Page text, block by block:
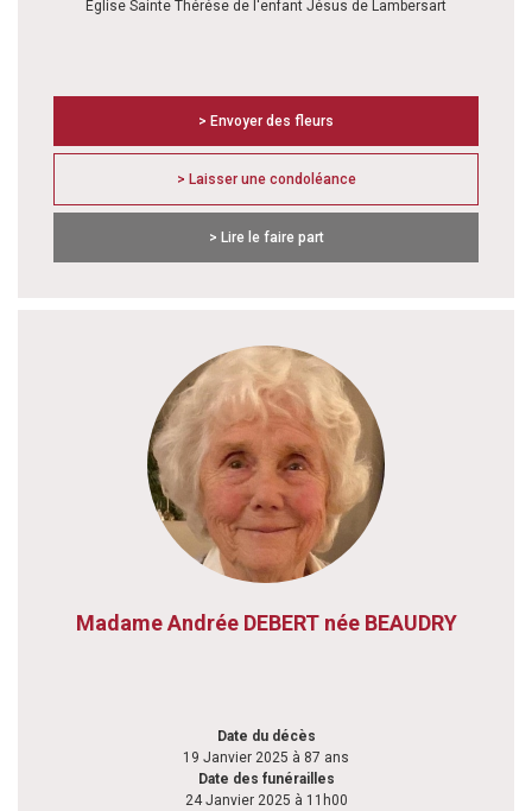
Eglise Sainte Thérése de l'enfant Jésus de Lambersart
> Envoyer des fleurs
> Laisser une condoléance
> Lire le faire part
Madame Andrée DEBERT née BEAUDRY
Date du décès
19 Janvier 2025 à 87 ans
Date des funérailles
24 Janvier 2025 à 11h00